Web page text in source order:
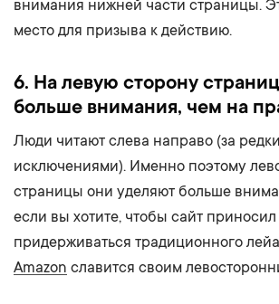
внимания нижней части страницы.
место для призыва к действию.
6. На левую сторону
больше внимания, чем на
Люди читают слева направо (за
исключениями). Именно поэтому
страницы они уделяют больше
если вы хотите, чтобы сайт приносил
придерживаться традиционного
Amazon славится своим